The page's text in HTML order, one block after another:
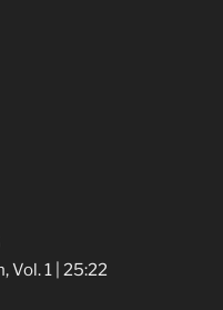
Vol. 1 | 25:22